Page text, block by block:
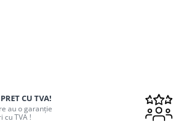
CU TVA!
au o garanție
cu TVA !